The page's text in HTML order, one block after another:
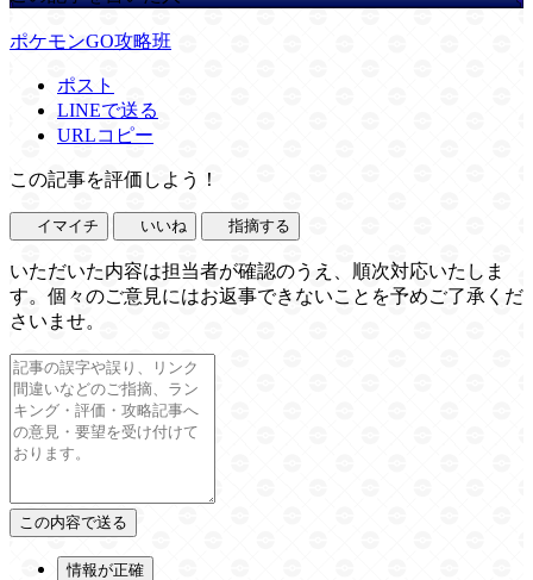
ポケモンGO攻略班
ポスト
LINEで送る
URLコピー
この記事を評価しよう！
イマイチ いいね 指摘する
いただいた内容は担当者が確認のうえ、順次対応いたしま
す。個々のご意見にはお返事できないことを予めご了承くだ
さいませ。
情報が正確